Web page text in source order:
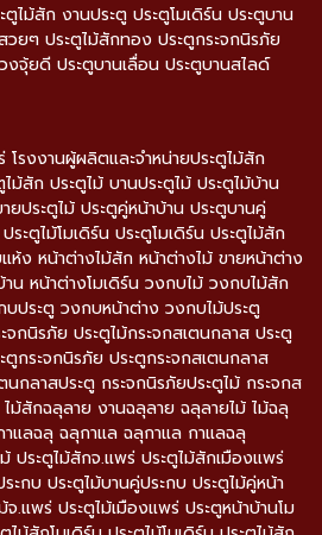
ไม้สัก งานประตู ประตูโมเดิร์น ประตูบาน
วยๆ ประตูไม้สักทอง ประตูกระจกนิรภัย
งจุ้ยดี ประตูบานเลื่อน ประตูบานสไลด์
รงงานผู้ผลิตและจำหน่ายประตูไม้สัก
ม้สัก ประตูไม้ บานประตูไม้ ประตูไม้บ้าน
ยประตูไม้ ประตูคู่หน้าบ้าน ประตูบานคู่
ระตูไม้โมเดิร์น ประตูโมเดิร์น ประตูไม้สัก
ห้ง หน้าต่างไม้สัก หน้าต่างไม้ ขายหน้าต่าง
น หน้าต่างโมเดิร์น วงกบไม้ วงกบไม้สัก
ประตู วงกบหน้าต่าง วงกบไม้ประตู
จกนิรภัย ประตูไม้กระจกสเตนกลาส ประตู
ตูกระจกนิรภัย ประตูกระจกสเตนกลาส
นกลาสประตู กระจกนิรภัยประตูไม้ กระจกส
ม้สักฉลุลาย งานฉลุลาย ฉลุลายไม้ ไม้ฉลุ
แลฉลุ ฉลุกาแล ฉลุกาแล กาแลฉลุ
ประตูไม้สักจ.แพร่ ประตูไม้สักเมืองแพร่
ะกบ ประตูไม้บานคู่ประกบ ประตูไม้คู่หน้า
จ.แพร่ ประตูไม้เมืองแพร่ ประตูหน้าบ้านโม